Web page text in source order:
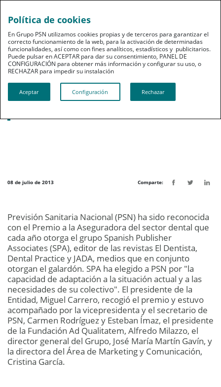
Noticias destacadas
PSN, reconocida como aseguradora de
08 de julio de 2013 Comparte:
Previsión Sanitaria Nacional (PSN) ha sido reconocida
con el Premio a la Aseguradora del sector dental que
cada año otorga el grupo Spanish Publisher
Associates (SPA), editor de las revistas El Dentista,
Dental Practice y JADA, medios que en conjunto
otorgan el galardón. SPA ha elegido a PSN por "la
capacidad de adaptación a la situación actual y a las
necesidades de su colectivo". El presidente de la
Entidad, Miguel Carrero, recogió el premio y estuvo
acompañado por la vicepresidenta y el secretario de
PSN, Carmen Rodríguez y Esteban Ímaz, el presidente
de la Fundación Ad Qualitatem, Alfredo Milazzo, el
director general del Grupo, José María Martín Gavín, y
la directora del Área de Marketing y Comunicación,
Cristina García.
Política de cookies
En Grupo PSN utilizamos cookies propias y de terceros para garantizar el
correcto funcionamiento de la web, para la activación de determinadas
funcionalidades, así como con fines analíticos, estadísticos y publicitarios.
Puede pulsar en ACEPTAR para dar su consentimiento, PANEL DE
CONFIGURACIÓN para obtener más información y configurar su uso, o
RECHAZAR para impedir su instalación​​​​​​​
Aceptar Configuración Rechazar